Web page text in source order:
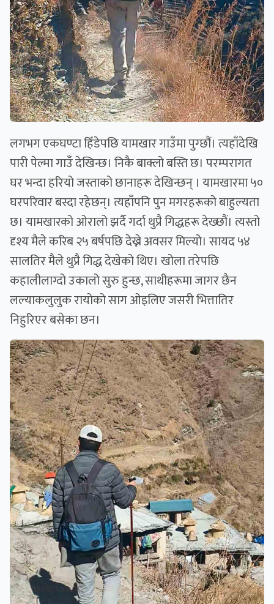
लगभग एकघण्टा हिँडेपछि यामखार गाउँमा पुग्छौं। त्यहाँदेखि
पारी पेल्मा गाउँ देखिन्छ। निकै बाक्लो बस्ति छ। परम्परागत
घर भन्दा हरियो जस्ताको छानाहरू देखिन्छन् । यामखारमा ५०
घरपरिवार बस्दा रहेछन्। त्यहाँपनि पुन मगरहरूको बाहुल्यता
छ। यामखारको ओरालो झर्दै गर्दा थुप्रै गिद्धहरू देख्छौं। त्यस्तो
दृश्य मैले करिब २५ बर्षपछि देख्ने अवसर मिल्यो। सायद ५४
सालतिर मैले थुप्रै गिद्ध देखेको थिए। खोला तरेपछि
कहालीलाग्दो उकालो सुरु हुन्छ, साथीहरूमा जागर छैन
लल्याकलुलुक रायोको साग ओइलिए जसरी भित्तातिर
निहुरिएर बसेका छन।